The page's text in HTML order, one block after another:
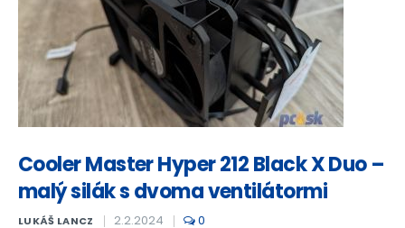
Cooler Master Hyper 212 Black X Duo –
malý silák s dvoma ventilátormi
LUKÁŠ LANCZ 2.2.2024 0